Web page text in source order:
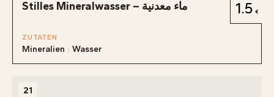
Stilles Mineralwasser – ماء معدنية 1.5
ZUTATEN
Mineralien Wasser
21